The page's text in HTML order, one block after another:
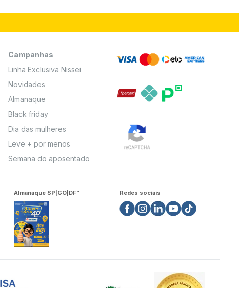
Campanhas
Linha Exclusiva Nissei
Novidades
Almanaque
Black friday
Dia das mulheres
Leve + por menos
Semana do aposentado
Almanaque SP|GO|DF" Redes sociais